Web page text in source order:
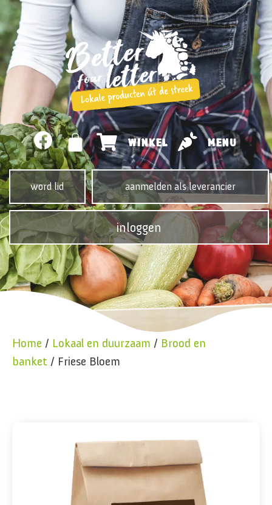
WINKEL MENU
word lid aanmelden als leverancier
inloggen
Home / Lokaal en duurzaam / Brood en
banket / Friese Bloem